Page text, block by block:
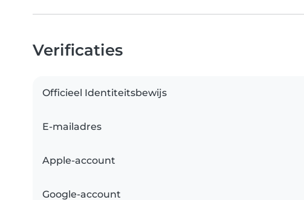
Verificaties
Officieel Identiteitsbewijs
E-mailadres
Apple-account
Google-account